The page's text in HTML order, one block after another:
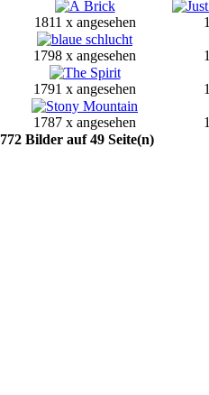
1811 x angesehen
1798 x angesehen
1791 x angesehen
1787 x angesehen
772 Bilder auf 49 Seite(n)